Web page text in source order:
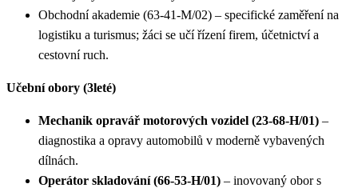
Obchodní akademie (63-41-M/02) – specifické zaměření na
logistiku a turismus; žáci se učí řízení firem, účetnictví a
cestovní ruch.
Učební obory (3leté)
Mechanik opravář motorových vozidel (23-68-H/01) –
diagnostika a opravy automobilů v moderně vybavených
dílnách.
Operátor skladování (66-53-H/01) – inovovaný obor s